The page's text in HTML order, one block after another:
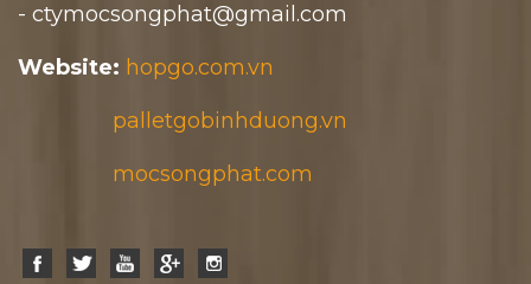
- ctymocsongphat@gmail.com
Website: hopgo.com.vn
palletgobinhduong.vn
mocsongphat.com